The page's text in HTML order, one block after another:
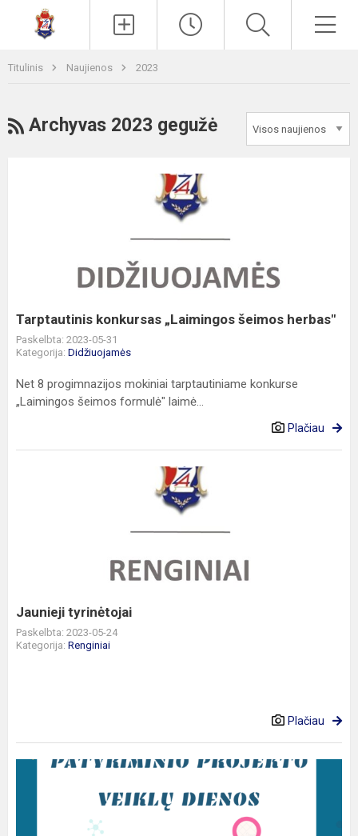
Titulinis Naujienos 2023
RSS
Archyvas 2023 gegužė
Tarptautinis konkursas „Laimingos šeimos herbas"
Paskelbta: 2023-05-31
Kategorija: Didžiuojamės
Net 8 progimnazijos mokiniai tarptautiniame konkurse
„Laimingos šeimos formulė" laimė...
Plačiau
Jaunieji tyrinėtojai
Paskelbta: 2023-05-24
Kategorija: Renginiai
Plačiau
Gegužės